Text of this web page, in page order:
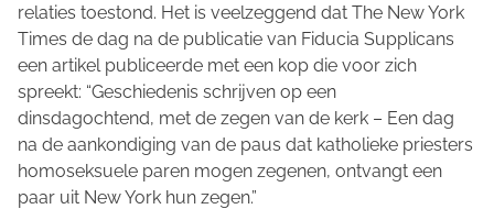
relaties toestond. Het is veelzeggend dat The New York
Times de dag na de publicatie van Fiducia Supplicans
een artikel publiceerde met een kop die voor zich
spreekt: “Geschiedenis schrijven op een
dinsdagochtend, met de zegen van de kerk – Een dag
na de aankondiging van de paus dat katholieke priesters
homoseksuele paren mogen zegenen, ontvangt een
paar uit New York hun zegen.”